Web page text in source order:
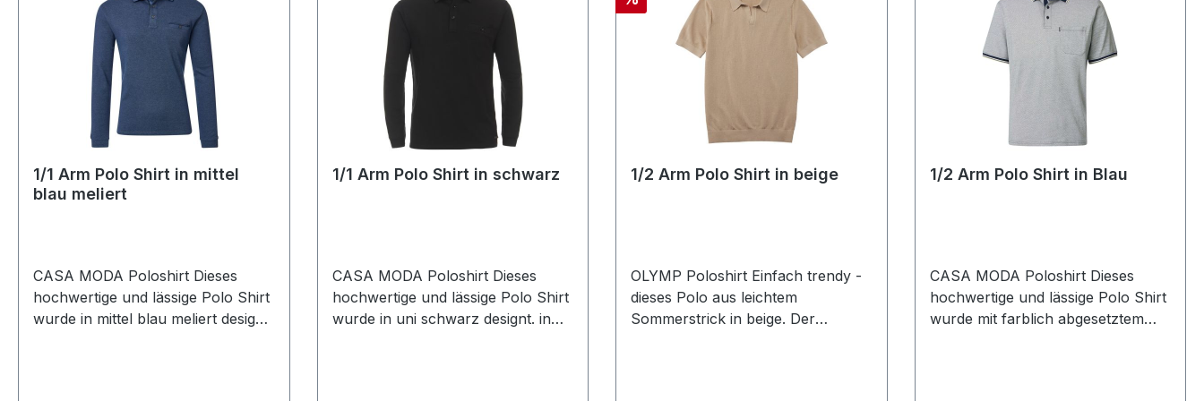
1/1 Arm Polo Shirt in mittel
blau meliert
CASA MODA Poloshirt Dieses
hochwertige und lässige Polo Shirt
wurde in mittel blau meliert designt.
1/1 Arm Polo Shirt in schwarz
CASA MODA Poloshirt Dieses
hochwertige und lässige Polo Shirt
wurde in uni schwarz designt. in
1/2 Arm Polo Shirt in beige
OLYMP Poloshirt Einfach trendy -
dieses Polo aus leichtem
Sommerstrick in beige. Der
1/2 Arm Polo Shirt in Blau
CASA MODA Poloshirt Dieses
hochwertige und lässige Polo Shirt
wurde mit farblich abgesetztem